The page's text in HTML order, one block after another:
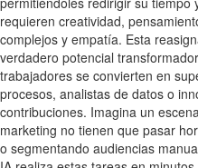
requieren creatividad,
complejos y empatía. Esta
verdadero potencial
trabajadores se convierten en
procesos, analistas de datos o
contribuciones. Imagina un
marketing no tienen que pasar
o segmentando audiencias